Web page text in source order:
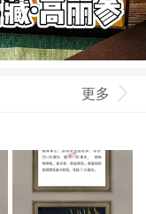
更多